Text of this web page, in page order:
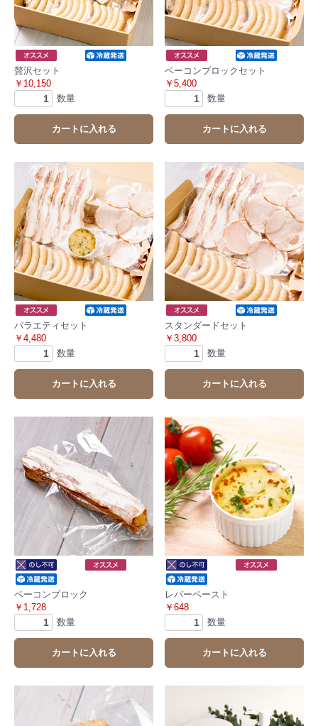
贅沢セット
￥10,150
数量
カートに入れる
ベーコンブロックセット
￥5,400
数量
カートに入れる
バラエティセット
￥4,480
数量
カートに入れる
スタンダードセット
￥3,800
数量
カートに入れる
ベーコンブロック
￥1,728
数量
カートに入れる
レバーペースト
￥648
数量
カートに入れる
お買い物を続ける カートへ進む